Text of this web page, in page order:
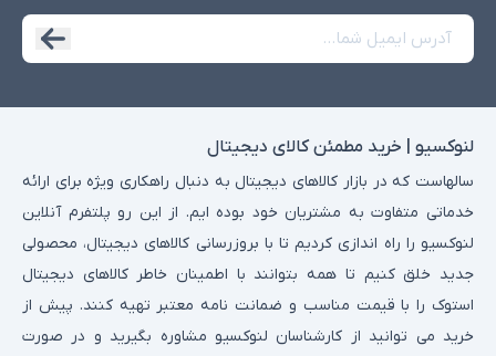
لنوکسیو | خرید مطمئن کالای دیجیتال
سالهاست که در بازار کالاهای دیجیتال به دنبال راهکاری ویژه برای ارائه
خدماتی متفاوت به مشتریان خود بوده ایم. از این رو پلتفرم آنلاین
لنوکسیو را راه اندازی کردیم تا با بروزرسانی کالاهای دیجیتال، محصولی
جدید خلق کنیم تا همه بتوانند با اطمینان خاطر کالاهای دیجیتال
استوک را با قیمت مناسب و ضمانت نامه معتبر تهیه کنند. پیش از
خرید می توانید از کارشناسان لنوکسیو مشاوره بگیرید و در صورت